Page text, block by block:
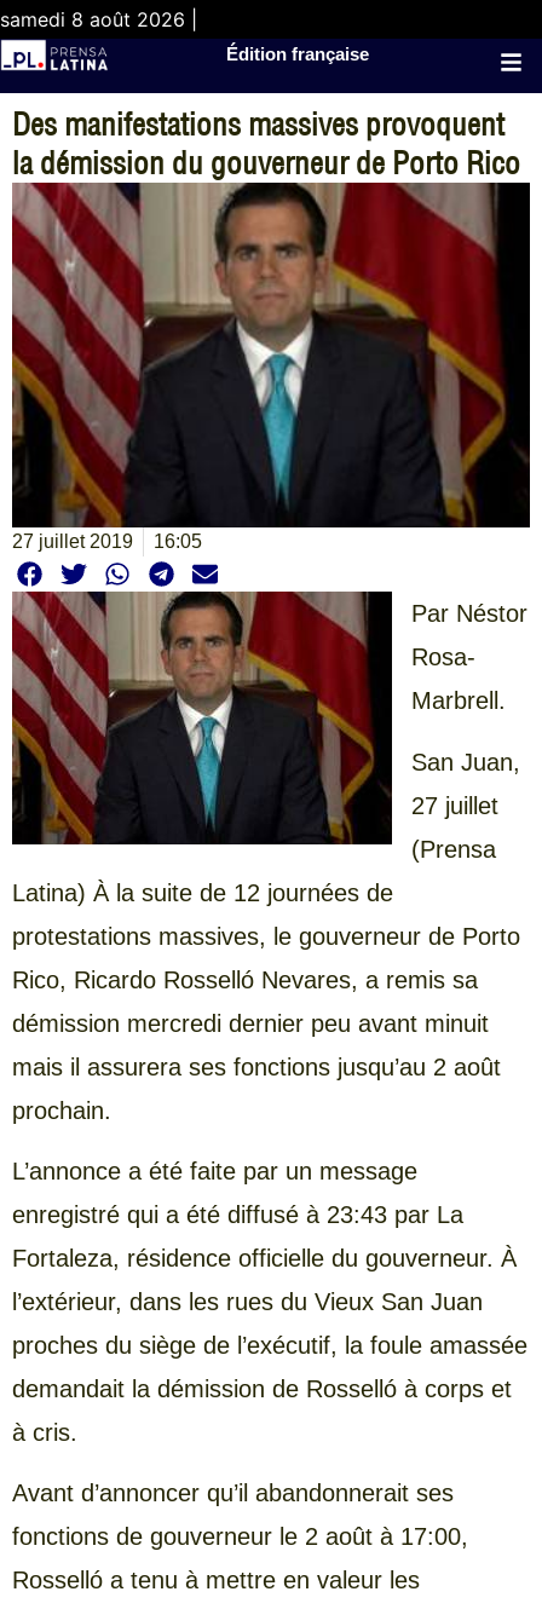
samedi 8 août 2026 |
Édition française
Des manifestations massives provoquent
la démission du gouverneur de Porto Rico
27 juillet 2019 16:05
Par Néstor
Rosa-
Marbrell.
San Juan,
27 juillet
(Prensa
Latina) À la suite de 12 journées de
protestations massives, le gouverneur de Porto
Rico, Ricardo Rosselló Nevares, a remis sa
démission mercredi dernier peu avant minuit
mais il assurera ses fonctions jusqu’au 2 août
prochain.
L’annonce a été faite par un message
enregistré qui a été diffusé à 23:43 par La
Fortaleza, résidence officielle du gouverneur. À
l’extérieur, dans les rues du Vieux San Juan
proches du siège de l’exécutif, la foule amassée
demandait la démission de Rosselló à corps et
à cris.
Avant d’annoncer qu’il abandonnerait ses
fonctions de gouverneur le 2 août à 17:00,
Rosselló a tenu à mettre en valeur les